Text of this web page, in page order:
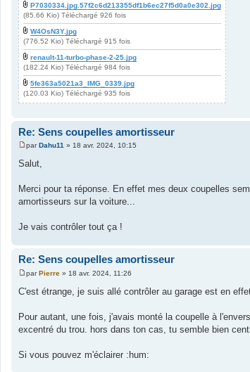
P7030334.jpg.57f2c6d213355df1b6ec27f5d0a0e302.jpg
(85.66 Kio) Téléchargé 926 fois
W4OsN3Y.jpg
(776.52 Kio) Téléchargé 915 fois
renault-11-turbo-phase-2-25.jpg
(182.24 Kio) Téléchargé 984 fois
5fe363a5021a3_IMG_0339.jpg
(120.03 Kio) Téléchargé 935 fois
Re: Sens coupelles amortisseur
M
e
s
g
e
parDahu11 » 18 avr. 2024, 10:15
Salut,
Merci pour ta réponse. En effet mes deux coupelles
amortisseurs sur la voiture...
Je vais contrôler tout ça !
Re: Sens coupelles amortisseur
M
s
g
e
parPierre » 18 avr. 2024, 11:26
C'est étrange, je suis allé contrôler au garage est en
Pour autant, une fois, j'avais monté la coupelle à
excentré du trou. hors dans ton cas, tu semble bien
Si vous pouvez m'éclairer :hum: